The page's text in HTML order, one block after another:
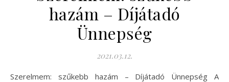
hazám – Díjátadó
Ünnepség
2021.03.12.
Szerelmem: szűkebb hazám – Díjátadó Ünnepség A